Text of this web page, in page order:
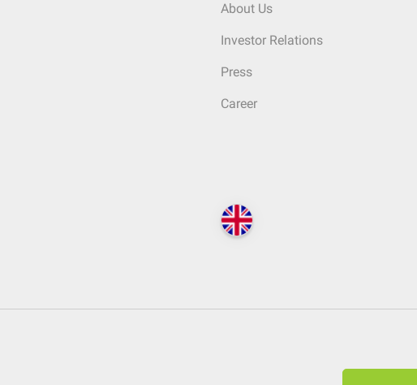
About Us
Investor Relations
Press
Career